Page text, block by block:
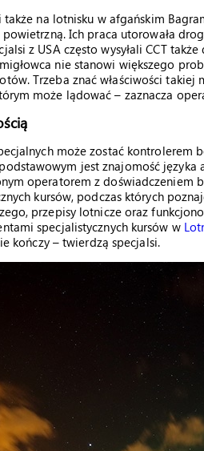
na lotnisku w afgańskim
Ich praca utorowała
z USA często wysyłali CCT
nie stanowi większego
Trzeba znać właściwości takiej
może lądować – zaznacza
może zostać kontrolerem
jest znajomość
operatorem z doświadczeniem
kursów, podczas których
przepisy lotnicze oraz
specjalistycznych kursów w
kończy – twierdzą specjalsi.